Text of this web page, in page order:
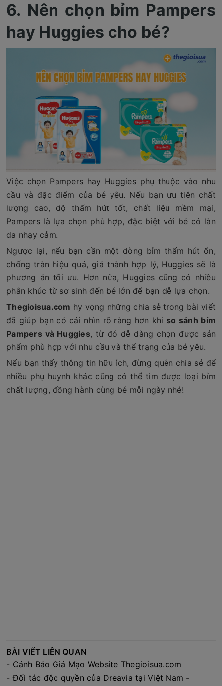
6. Nên chọn bỉm Pampers
hay Huggies cho bé?
Việc chọn Pampers hay Huggies phụ thuộc vào nhu
cầu và đặc điểm của bé yêu. Nếu bạn ưu tiên chất
lượng cao, độ thấm hút tốt, chất liệu mềm mại,
Pampers là lựa chọn phù hợp, đặc biệt với bé có làn
da nhạy cảm.
Ngược lại, nếu bạn cần một dòng bỉm thấm hút ổn,
chống tràn hiệu quả, giá thành hợp lý, Huggies sẽ là
phương án tối ưu. Hơn nữa, Huggies cũng có nhiều
phân khúc từ sơ sinh đến bé lớn để bạn dễ lựa chọn.
Thegioisua.com hy vọng những chia sẻ trong bài viết
đã giúp bạn có cái nhìn rõ ràng hơn khi so sánh bỉm
Pampers và Huggies, từ đó dễ dàng chọn được sản
phẩm phù hợp với nhu cầu và thể trạng của bé yêu.
Nếu bạn thấy thông tin hữu ích, đừng quên chia sẻ để
nhiều phụ huynh khác cũng có thể tìm được loại bỉm
chất lượng, đồng hành cùng bé mỗi ngày nhé!
BÀI VIẾT LIÊN QUAN
- Cảnh Báo Giả Mạo Website Thegioisua.com
-Đối tác độc quyền của Dreavia tại Việt Nam -